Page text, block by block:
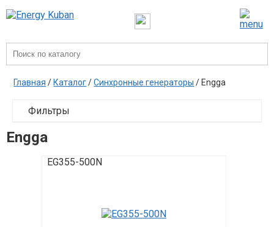
Главная / Каталог/Синхронные генераторы / Engga
Фильтры
Engga
EG355-500N